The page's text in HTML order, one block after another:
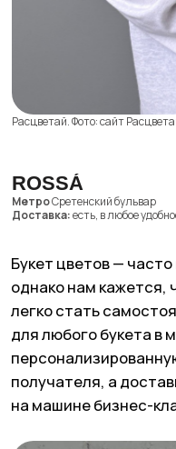
стороне Москвы —
подойдет для любого
можно найти удобный
поможет выбрать букет
их виду, цвету и формату